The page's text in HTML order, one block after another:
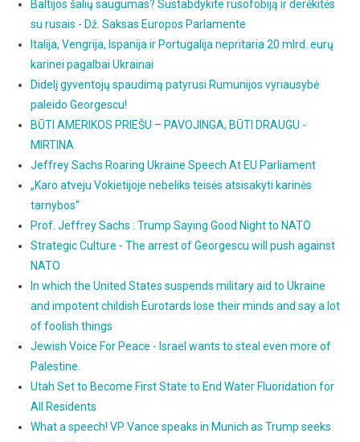
Baltijos šalių saugumas? Sustabdykite rusofobiją ir derėkitės
su rusais - Dž. Saksas Europos Parlamente
Italija, Vengrija, Ispanija ir Portugalija nepritaria 20 mlrd. eurų
karinei pagalbai Ukrainai
Didelį gyventojų spaudimą patyrusi Rumunijos vyriausybė
paleido Georgescu!
BŪTI AMERIKOS PRIEŠU – PAVOJINGA, BŪTI DRAUGU -
MIRTINA
Jeffrey Sachs Roaring Ukraine Speech At EU Parliament
„Karo atveju Vokietijoje nebeliks teisės atsisakyti karinės
tarnybos“
Prof. Jeffrey Sachs : Trump Saying Good Night to NATO
Strategic Culture - The arrest of Georgescu will push against
NATO
In which the United States suspends military aid to Ukraine
and impotent childish Eurotards lose their minds and say a lot
of foolish things
Jewish Voice For Peace - Israel wants to steal even more of
Palestine.
Utah Set to Become First State to End Water Fluoridation for
All Residents
What a speech! VP Vance speaks in Munich as Trump seeks